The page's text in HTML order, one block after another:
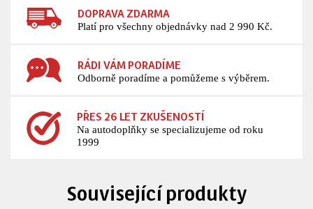
DOPRAVA ZDARMA
Platí pro všechny objednávky nad 2 990 Kč.
RÁDI VÁM PORADÍME
Odborně poradíme a pomůžeme s výběrem.
PŘES 26 LET ZKUŠENOSTÍ
Na autodoplňky se specializujeme od roku
1999
Související produkty